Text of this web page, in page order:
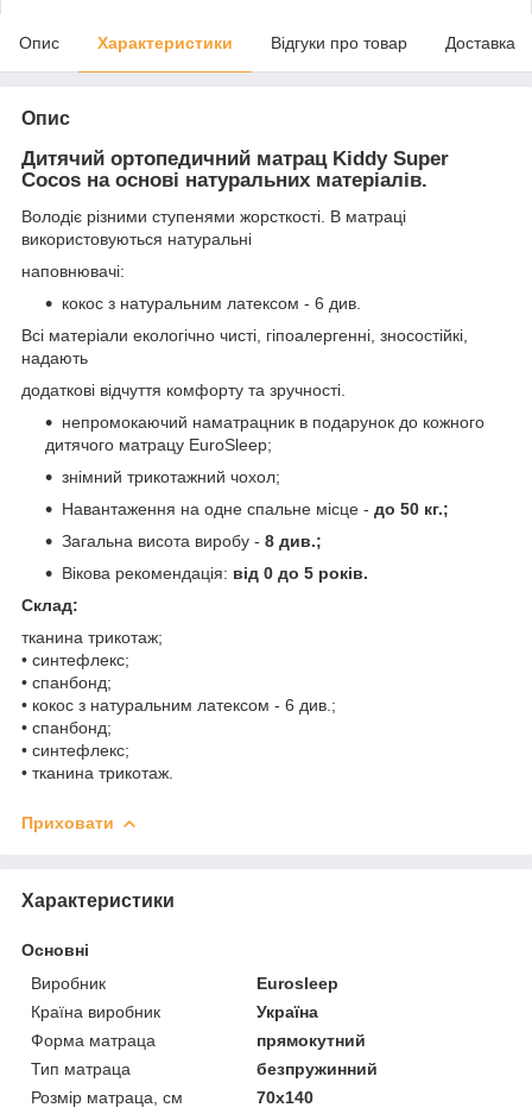
Опис Характеристики Відгуки про товар Доставка
Опис
Дитячий ортопедичний матрац Kiddy Super
Cocos на основі натуральних матеріалів.
Володіє різними ступенями жорсткості. В матраці
використовуються натуральні
наповнювачі:
кокос з натуральним латексом - 6 див.
Всі матеріали екологічно чисті, гіпоалергенні, зносостійкі,
надають
додаткові відчуття комфорту та зручності.
непромокаючий наматрацник в подарунок до кожного
дитячого матрацу EuroSleep;
знімний трикотажний чохол;
Навантаження на одне спальне місце - до 50 кг.;
Загальна висота виробу - 8 див.;
Вікова рекомендація: від 0 до 5 років.
Склад:
тканина трикотаж;
• синтефлекс;
• спанбонд;
• кокос з натуральним латексом - 6 див.;
• спанбонд;
• синтефлекс;
• тканина трикотаж.
Приховати
Характеристики
Основні
Виробник
Eurosleep
Країна виробник
Україна
Форма матраца
прямокутний
Тип матраца
безпружинний
Розмір матраца, см
70х140